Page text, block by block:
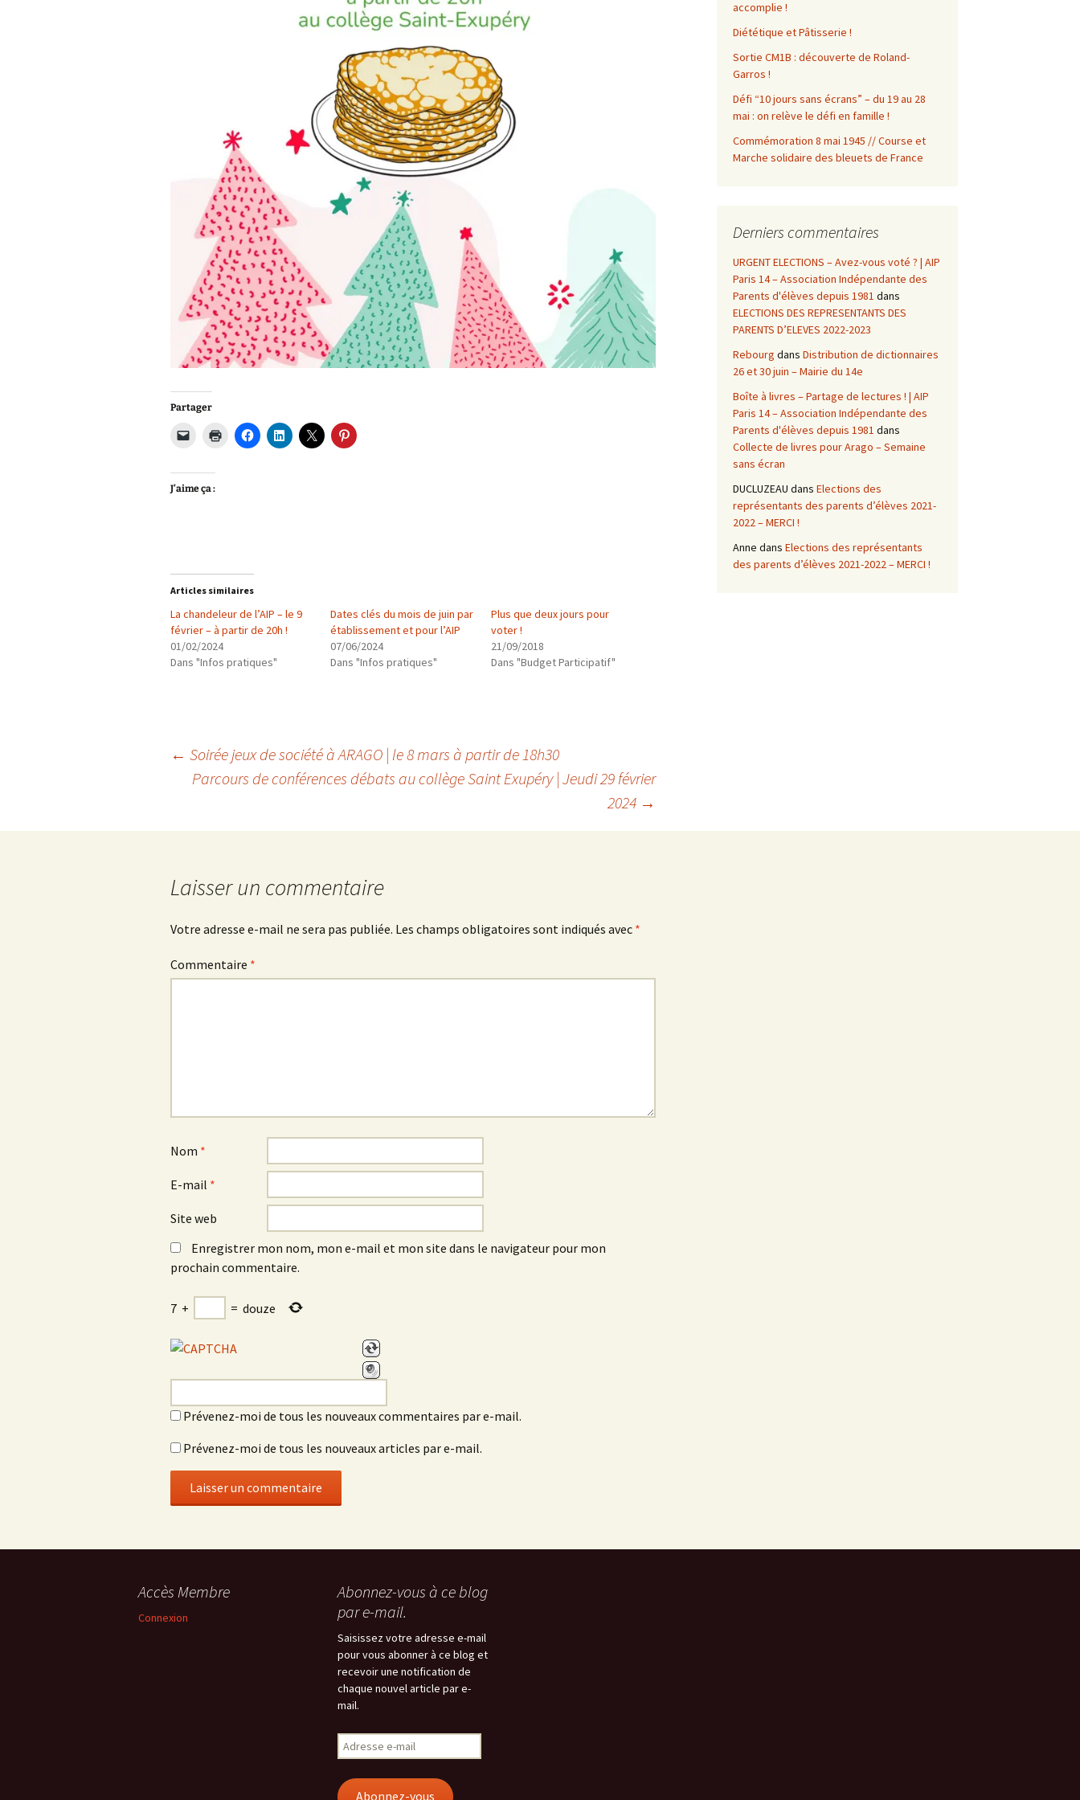
Partager
J’aime ça :
Articles similaires
La chandeleur de l’AIP – le 9
février – à partir de 20h !
01/02/2024
Dans "Infos pratiques"
Dates clés du mois de juin par
établissement et pour l’AIP
07/06/2024
Dans "Infos pratiques"
Plus que deux jours pour
voter !
21/09/2018
Dans "Budget Participatif"
Navigation
← Soirée jeux de société à ARAGO | le 8 mars à partir de 18h30
Parcours de conférences débats au collège Saint Exupéry | Jeudi 29 février
2024 →
Laisser un commentaire
Votre adresse e-mail ne sera pas publiée. Les champs obligatoires sont indiqués avec *
Commentaire *
Nom *
E-mail *
Site web
Enregistrer mon nom, mon e-mail et mon site dans le navigateur pour mon
prochain commentaire.
7 + = douze
Prévenez-moi de tous les nouveaux commentaires par e-mail.
Prévenez-moi de tous les nouveaux articles par e-mail.
accomplie !
Diététique et Pâtisserie !
Sortie CM1B : découverte de Roland-
Garros !
Défi “10 jours sans écrans” – du 19 au 28
mai : on relève le défi en famille !
Commémoration 8 mai 1945 // Course et
Marche solidaire des bleuets de France
Derniers commentaires
URGENT ELECTIONS – Avez-vous voté ? | AIP
Paris 14 – Association Indépendante des
Parents d'élèves depuis 1981 dans
ELECTIONS DES REPRESENTANTS DES
PARENTS D’ELEVES 2022-2023
Rebourg dans Distribution de dictionnaires
26 et 30 juin – Mairie du 14e
Boîte à livres – Partage de lectures ! | AIP
Paris 14 – Association Indépendante des
Parents d'élèves depuis 1981 dans
Collecte de livres pour Arago – Semaine
sans écran
DUCLUZEAU dans Elections des
représentants des parents d’élèves 2021-
2022 – MERCI !
Anne dans Elections des représentants
des parents d’élèves 2021-2022 – MERCI !
Accès Membre
Connexion
Abonnez-vous à ce blog
par e-mail.
Saisissez votre adresse e-mail
pour vous abonner à ce blog et
recevoir une notification de
chaque nouvel article par e-
mail.
Adresse
e-
Abonnez-vous